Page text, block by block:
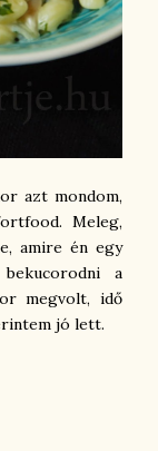
azt mondom,
Meleg,
amire én egy
a
megvolt, idő
jó lett.